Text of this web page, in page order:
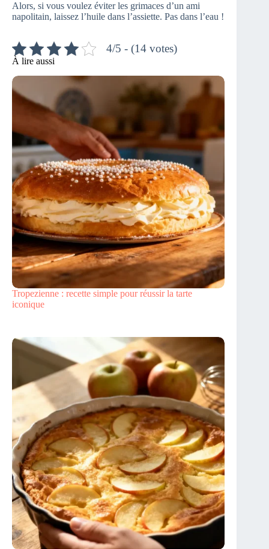
Alors, si vous voulez éviter les grimaces d’un ami
napolitain, laissez l’huile dans l’assiette. Pas dans l’eau !
4/5 - (14 votes)
À lire aussi
Tropezienne : recette simple pour réussir la tarte
iconique